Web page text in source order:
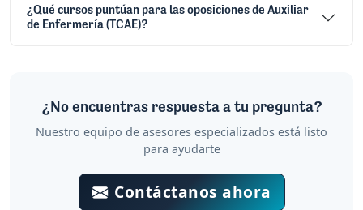
¿Qué cursos puntúan para las oposiciones de Auxiliar
de Enfermería (TCAE)?
¿No encuentras respuesta a tu pregunta?
Nuestro equipo de asesores especializados está listo
para ayudarte
Contáctanos ahora